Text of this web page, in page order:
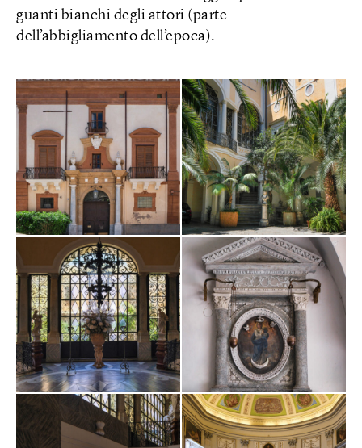
guanti bianchi degli attori (parte
dell’abbigliamento dell’epoca).